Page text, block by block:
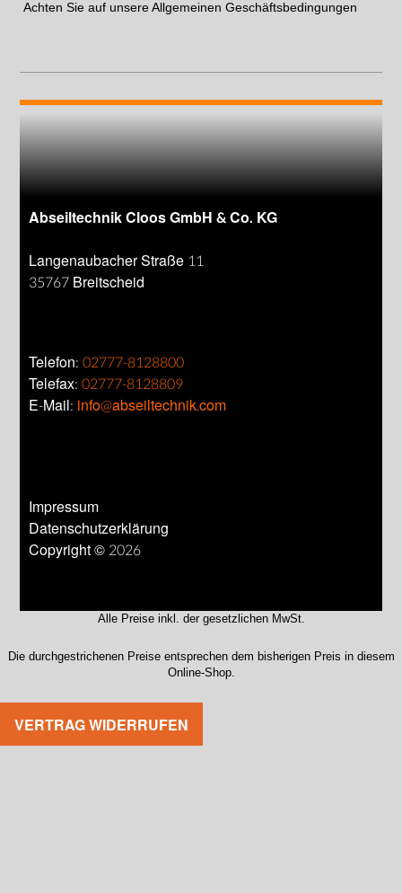
Achten Sie auf unsereAllgemeinen Geschäftsbedingungen
Abseiltechnik Cloos GmbH & Co. KG
Langenaubacher Straße 11
35767 Breitscheid
Telefon:02777-8128800
Telefax:02777-8128809
E-Mail: info@abseiltechnik.com
Impressum
Datenschutzerklärung
Copyright © 2026
Alle Preise inkl. der gesetzlichen MwSt.
Die durchgestrichenen Preise entsprechen dem bisherigen Preis in diesem
Online-Shop.
VERTRAG WIDERRUFEN